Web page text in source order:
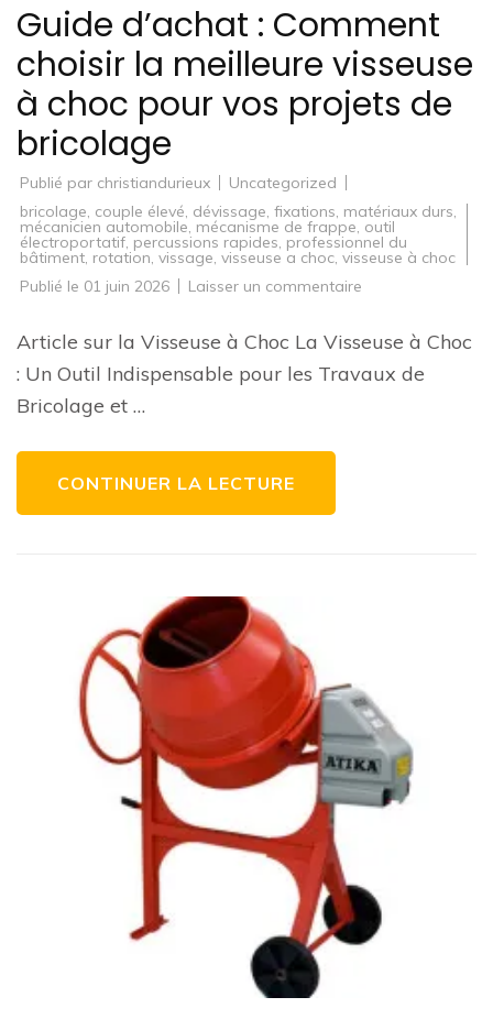
Guide d’achat : Comment
choisir la meilleure visseuse
à choc pour vos projets de
bricolage
Publié par christiandurieux
Uncategorized
bricolage couple élevé dévissage fixations matériaux durs
mécanicien automobile mécanisme de frappe outil
électroportatif percussions rapides professionnel du
bâtiment rotation vissage visseuse a choc visseuse à choc
Publié le 01 juin 2026 Laisser un commentaire
Comment
la
Article sur la Visseuse à Choc La Visseuse à Choc
: Un Outil Indispensable pour les Travaux de
Bricolage et …
CONTINUER LA LECTURE